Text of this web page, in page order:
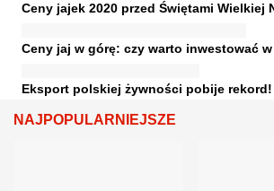
Ceny jajek 2020 przed Świętami Wielkiej
Ceny jaj w górę: czy warto inwestować
Eksport polskiej żywności pobije rekord!
NAJPOPULARNIEJSZE